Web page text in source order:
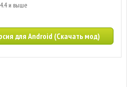
и выше
для Android (Скачать мод)